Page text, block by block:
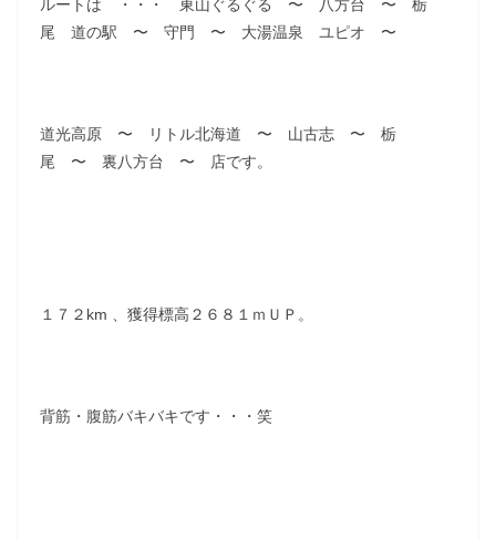
ルートは ・・・ 東山ぐるぐる 〜 八方台 〜 栃
尾 道の駅 〜 守門 〜 大湯温泉 ユピオ 〜
道光高原 〜 リトル北海道 〜 山古志 〜 栃
尾 〜 裏八方台 〜 店です。
１７２km 、獲得標高２６８１ｍＵＰ。
背筋・腹筋バキバキです・・・笑